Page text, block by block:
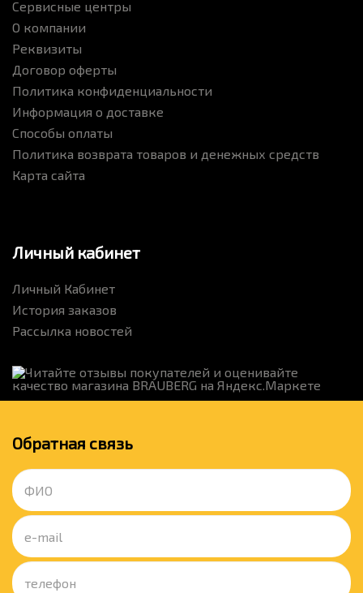
Сервисные центры
О компании
Реквизиты
Договор оферты
Политика конфиденциальности
Информация о доставке
Способы оплаты
Политика возврата товаров и денежных средств
Карта сайта
Личный кабинет
Личный Кабинет
История заказов
Рассылка новостей
Обратная связь